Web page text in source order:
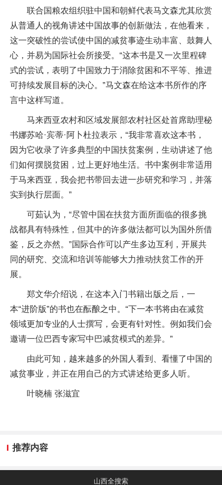
联合国粮农组织驻中国和朝鲜代表马文森尤其欣赏
从普通人的视角讲述中国故事的创新做法，在他看来，
这一突破性的尝试使中国的减贫事迹生动丰富、鼓舞人
心，并易为国际社会所接受。“这本书是又一次里程碑
式的尝试，表明了中国致力于消除贫困和不平等、推进
可持续发展目标的决心。”马文森在给这本书所作的序
言中这样写道。
马来西亚农村和区域发展部农村社区处首席助理秘
书娜苏哈·宾蒂·阿卜杜拉表示，“我非常喜欢这本书，
因为它收录了许多典型的中国扶贫案例，生动讲述了他
们如何摆脱贫困，过上更好地生活。书中案例非常适用
于马来西亚，我会把书带回去进一步研究和学习，并落
实到执行层面。”
可茹认为，“尽管中国在扶贫方面所面临的很多挑
战都具有特殊性，但其中的许多做法都可以为国外所借
鉴，反之亦然。”国际合作可以产生多边互利，开展共
同的研究、交流和培训等能够大力推动扶贫工作的开
展。
郑文华介绍说，在这本入门书籍出版之后，一
本“进阶版”的书也在酝酿之中。“下一本书将由在减贫
领域更加专业的人士撰写，会更有针对性。例如我们会
邀请一位巴西专家写中巴减贫模式的差异。”
由此可知，越来越多的外国人看到、看懂了中国的
减贫事业，并正在用自己的方式讲述给更多人听。
叶晓楠 张滋宜
推荐内容
山西全搜索